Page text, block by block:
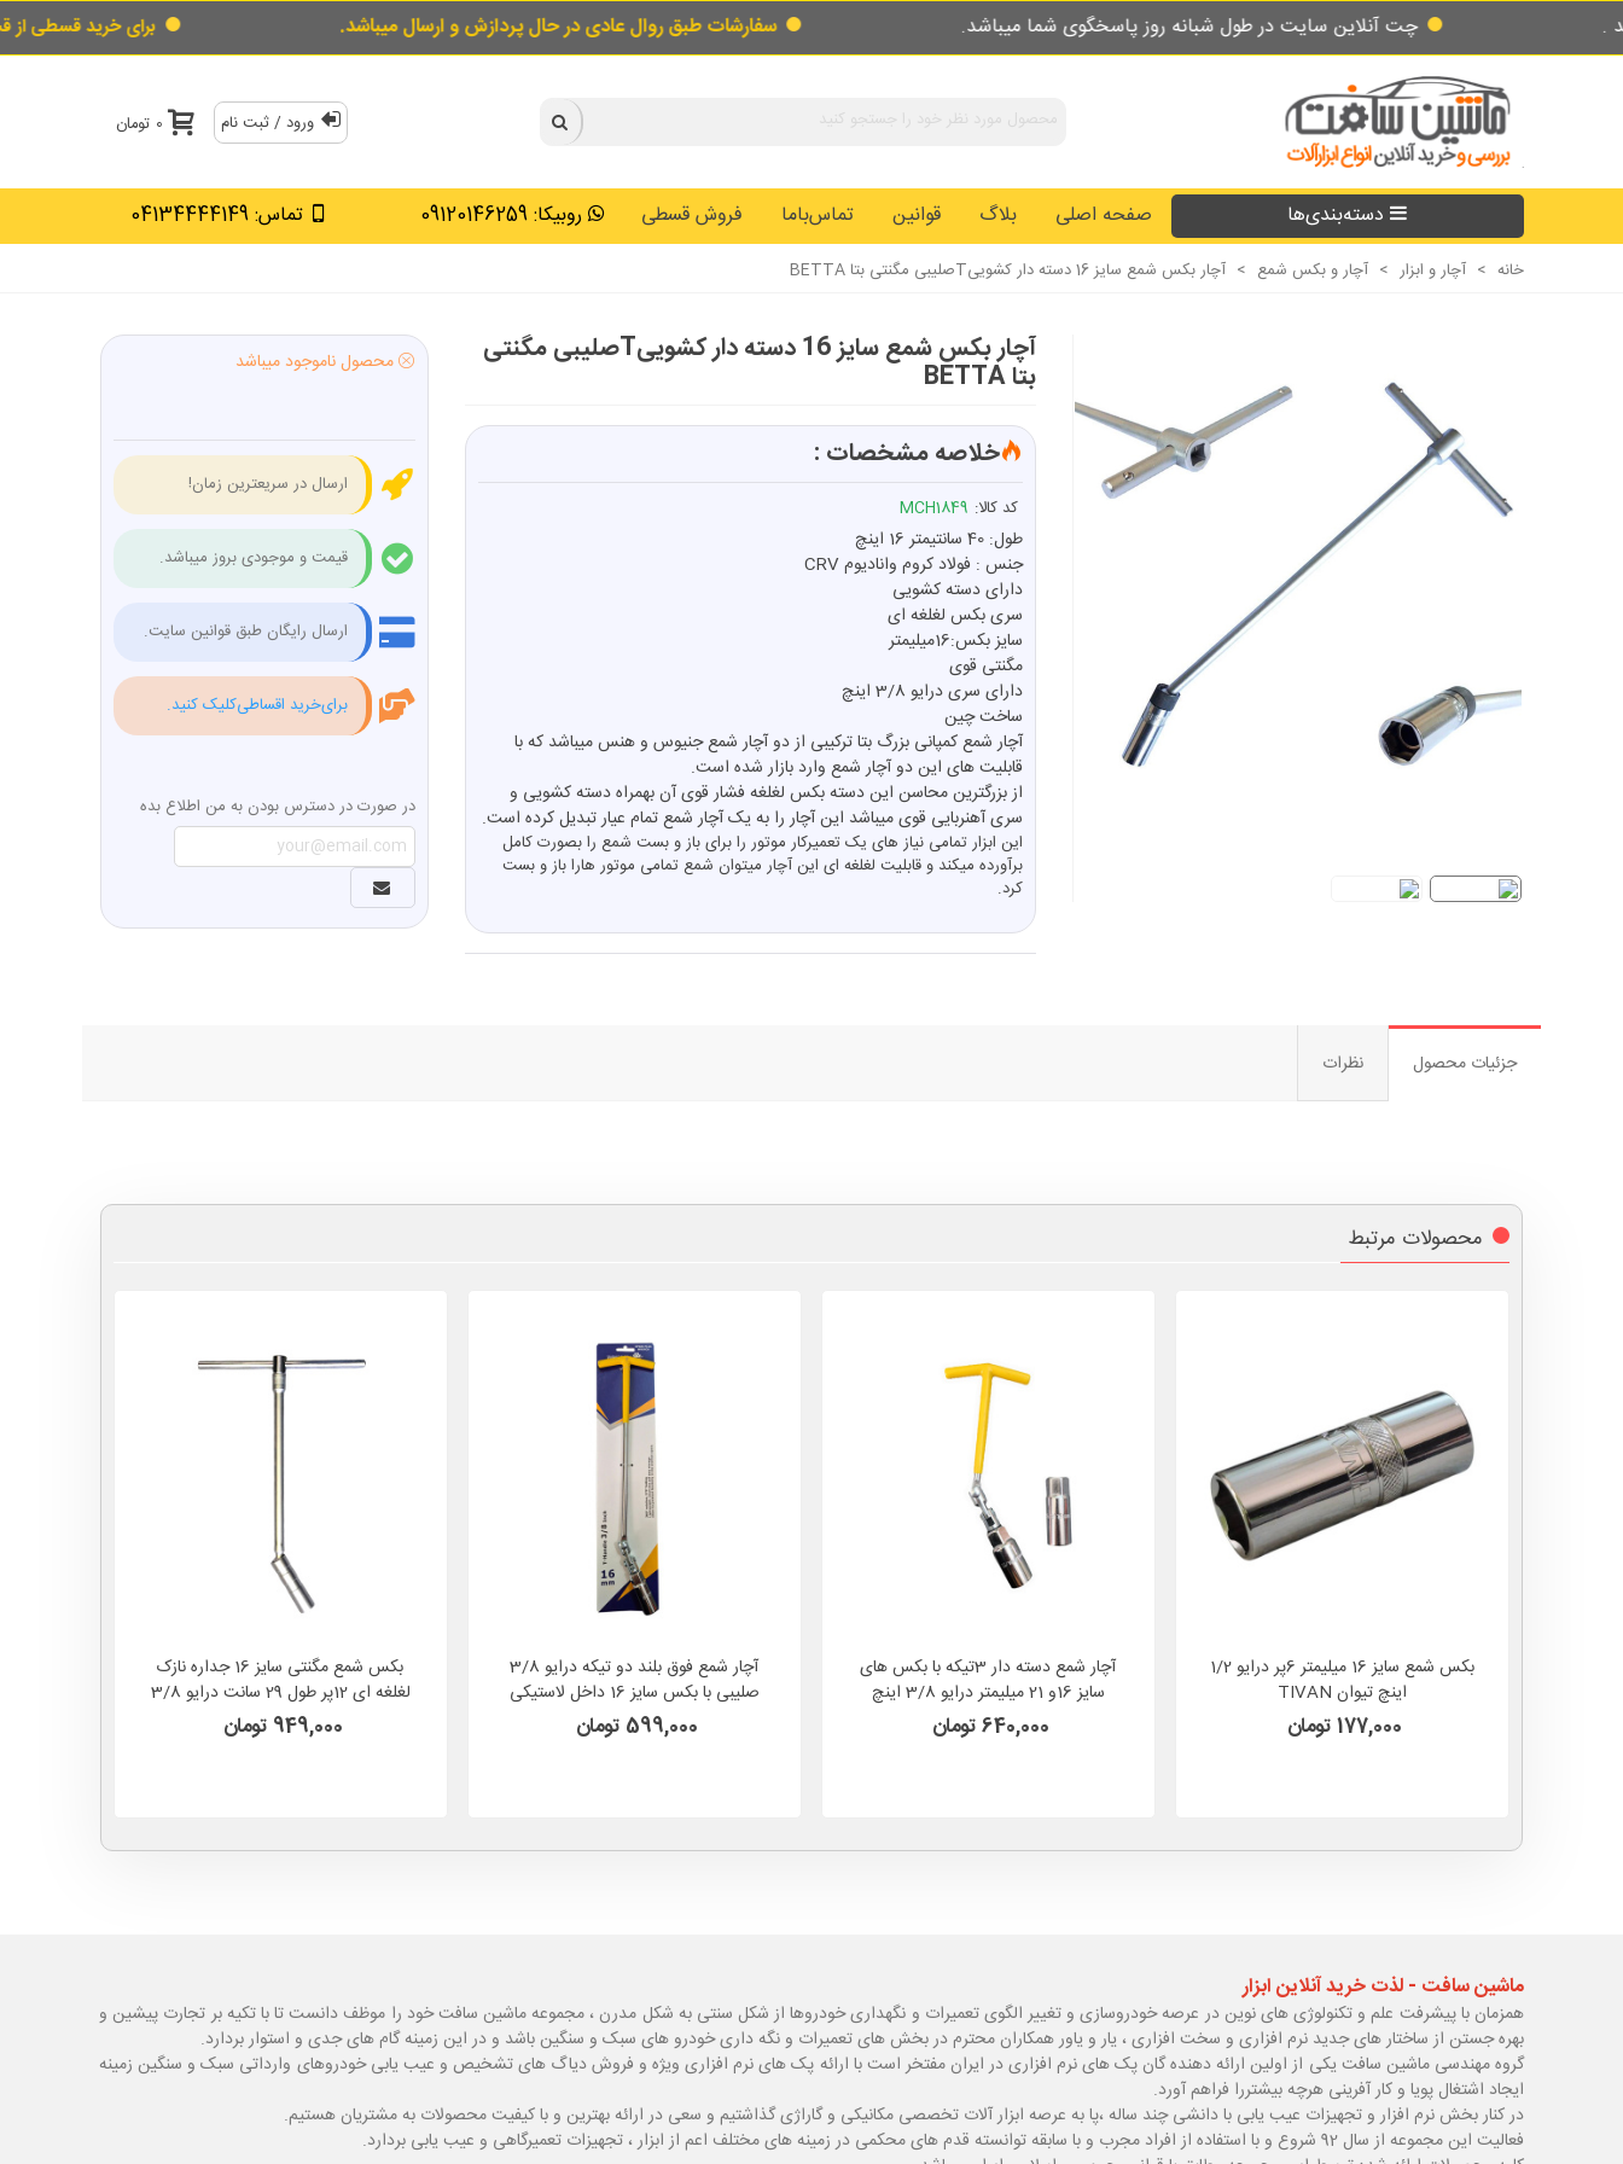
چت آنلاین سایت در طول شبانه روز پاسخگوی شما میباشد. سفارشات طبق روال عادی در حال پردازش و ارسال میباشد. برای خرید قسطی از قسط گو اینجارا
ورود / ثبت نام 0 تومان
دسته‌بندی‌ها روبیکا: 09120146259 تماس: 04134444149 صفحه اصلی بلاگ قوانین تماس‌باما فروش قسطی
خانه > آچار و ابزار > آچار و بکس شمع > آچار بکس شمع سایز 16 دسته دار کشوییTصلیبی مگنتی بتا BETTA
آچار بکس شمع سایز 16 دسته دار کشوییTصلیبی مگنتی
بتا BETTA
خلاصه مشخصات :
کد کالا: MCH1849
طول: 40 سانتیمتر 16 اینچ
جنس : فولاد کروم وانادیوم CRV
دارای دسته کشویی
سری بکس لغلغه ای
سایز بکس:16میلیمتر
مگنتی قوی
دارای سری درایو 3/8 اینچ
ساخت چین
آچار شمع کمپانی بزرگ بتا ترکیبی از دو آچار شمع جنیوس و هنس میباشد که با
قابلیت های این دو آچار شمع وارد بازار شده است.
از بزرگترین محاسن این دسته بکس لغلغه فشار قوی آن بهمراه دسته کشویی و
سری آهنربایی قوی میباشد این آچار را به یک آچار شمع تمام عیار تبدیل کرده است.
این ابزار تمامی نیاز های یک تعمیرکار موتور را برای باز و بست شمع را بصورت کامل
برآورده میکند و قابلیت لغلغه ای این آچار میتوان شمع تمامی موتور هارا باز و بست
کرد.
محصول ناموجود میباشد
ارسال در سریعترین زمان!
قیمت و موجودی بروز میباشد.
ارسال رایگان طبق قوانین سایت.
برای‌خرید اقساطی‌کلیک کنید.
در صورت در دسترس بودن به من اطلاع بده
جزئیات محصول نظرات
محصولات مرتبط
بکس شمع سایز 16 میلیمتر 6پر درایو 1/2
اینچ تیوان TIVAN
177,000 تومان
آچار شمع دسته دار 3تیکه با بکس های
سایز 16و 21 میلیمتر درایو 3/8 اینچ
کارناوال KARNAVAL مدل TH3640,000 تومان
آچار شمع فوق بلند دو تیکه درایو 3/8
صلیبی با بکس سایز 16 داخل لاستیکی
کارناوال KARNAVAL مدل TH16599,000 تومان
بکس شمع مگنتی سایز 16 جداره نازک
لغلغه ای 12پر طول 29 سانت درایو 3/8
دسته بکس کشویی)
949,000 تومان
ماشین سافت - لذت خرید آنلاین ابزار
همزمان با پیشرفت علم و تکنولوژی های نوین در عرصه خودروسازی و تغییر الگوی تعمیرات و نگهداری خودروها از شکل سنتی به شکل مدرن ، مجموعه ماشین سافت خود را موظف دانست تا با تکیه بر تجارت پیشین و
بهره جستن از ساختار های جدید نرم افزاری و سخت افزاری ، یار و یاور همکاران محترم در بخش های تعمیرات و نگه داری خودرو های سبک و سنگین باشد و در این زمینه گام های جدی و استوار بردارد.
گروه مهندسی ماشین سافت یکی از اولین ارائه دهنده گان پک های نرم افزاری در ایران مفتخر است با ارائه پک های نرم افزاری ویژه و فروش دیاگ های تشخیص و عیب یابی خودروهای وارداتی سبک و سنگین زمینه
ایجاد اشتغال پویا و کار آفرینی هرچه بیشتررا فراهم آورد.
در کنار بخش نرم افزار و تجهیزات عیب یابی با دانشی چند ساله ،پابه عرصه ابزار آلات تخصصی مکانیکی و گاراژی گذاشتیم و سعی در ارائه بهترین و با کیفیت محصولات به مشتریان هستیم.
فعالیت این مجموعه از سال 92 شروع و با استفاده از افراد مجرب و با سابقه توانسته قدم های محکمی در زمینه های مختلف اعم از ابزار ، تجهیزات تعمیرگاهی و عیب یابی بردارد.